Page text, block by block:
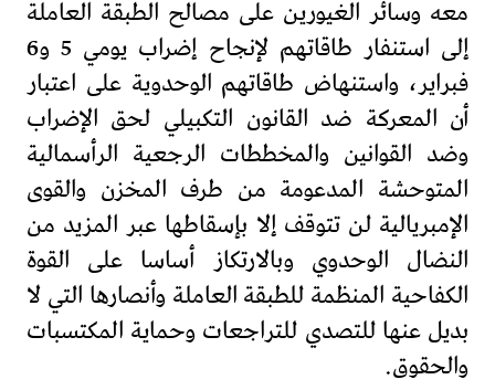
معه وسائر الغيورين على مصالح الطبقة العاملة
إلى استنفار طاقاتهم لإنجاح إضراب يومي 5 و6
فبراير، واستنهاض طاقاتهم الوحدوية على اعتبار
أن المعركة ضد القانون التكبيلي لحق الإضراب
وضد القوانين والمخططات الرجعية الرأسمالية
المتوحشة المدعومة من طرف المخزن والقوى
الإمبريالية لن تتوقف إلا بإسقاطها عبر المزيد من
النضال الوحدوي وبالارتكاز أساسا على القوة
الكفاحية المنظمة للطبقة العاملة وأنصارها التي لا
بديل عنها للتصدي للتراجعات وحماية المكتسبات
والحقوق.